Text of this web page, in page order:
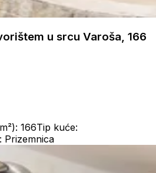
u srcu Varoša, 166
166Tip kuće:
Prizemnica